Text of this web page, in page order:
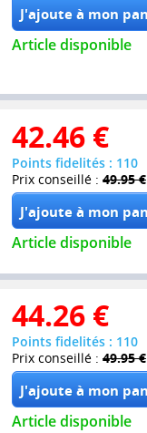
Article disponible
42.46 €
Points fidelités : 110
Prix conseillé : 49.95 €
Article disponible
44.26 €
Points fidelités : 110
Prix conseillé : 49.95 €
Article disponible